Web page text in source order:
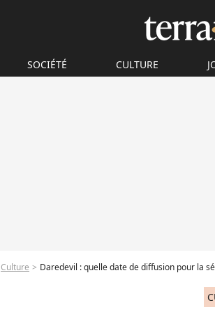
SOCIÉTÉ CULTURE
Culture Daredevil : quelle date de diffusion pour la